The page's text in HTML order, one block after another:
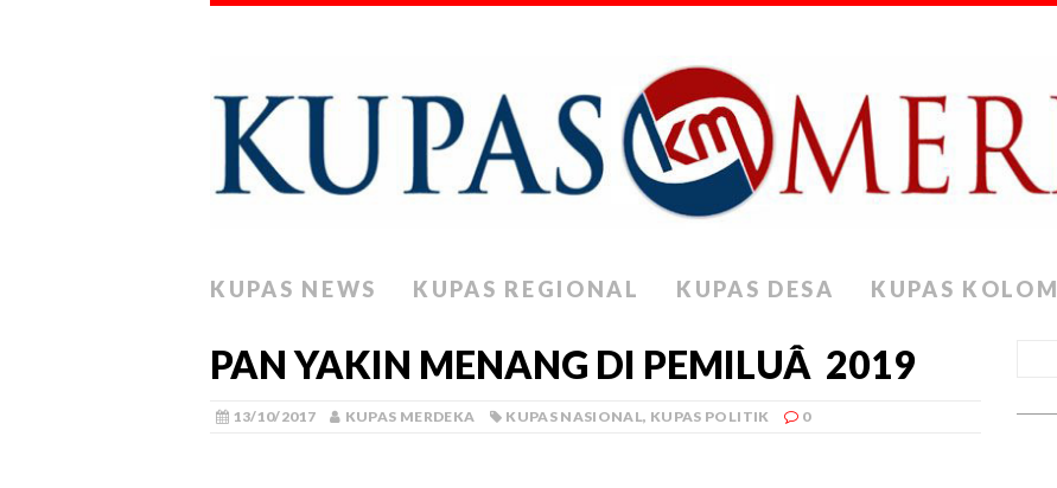
KUPAS NEWS KUPAS REGIONAL KUPAS DESA KUPAS KOLOM
PAN YAKIN MENANG DI PEMILUÂ 2019
13/10/2017 KUPAS MERDEKA KUPAS NASIONAL, KUPAS POLITIK 0